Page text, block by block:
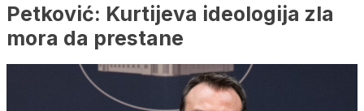
Petković: Kurtijeva ideologija zla
mora da prestane